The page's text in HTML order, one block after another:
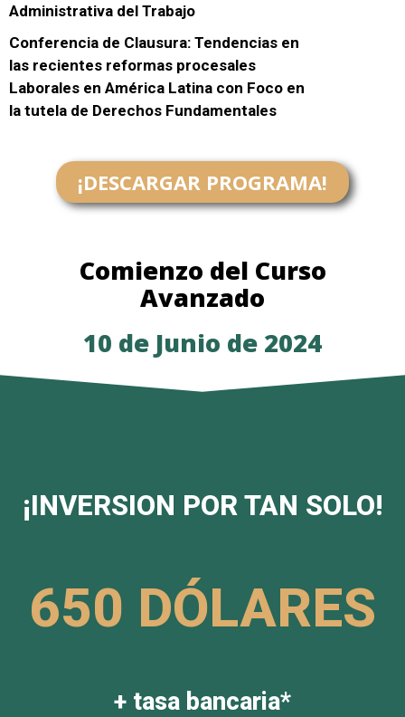
Administrativa del Trabajo
Conferencia de Clausura: Tendencias en
las recientes reformas procesales
Laborales en América Latina con Foco en
la tutela de Derechos Fundamentales
¡DESCARGAR PROGRAMA!
Comienzo del Curso
Avanzado
10 de Junio de 2024
¡INVERSION POR TAN SOLO!
650 DÓLARES
+ tasa bancaria*